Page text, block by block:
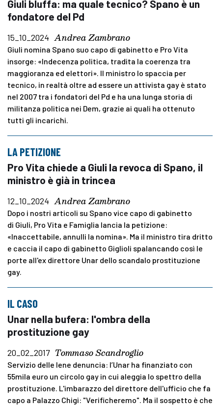
Giuli bluffa: ma quale tecnico? Spano è un
fondatore del Pd
15_10_2024 Andrea Zambrano
Giuli nomina Spano suo capo di gabinetto e Pro Vita
insorge: «Indecenza politica, tradita la coerenza tra
maggioranza ed elettori». Il ministro lo spaccia per
tecnico, in realtà oltre ad essere un attivista gay è stato
nel 2007 tra i fondatori del Pd e ha una lunga storia di
militanza politica nei Dem, grazie ai quali ha ottenuto
tutti gli incarichi.
LA PETIZIONE
Pro Vita chiede a Giuli la revoca di Spano, il
ministro è già in trincea
12_10_2024 Andrea Zambrano
Dopo i nostri articoli su Spano vice capo di gabinetto
di Giuli, Pro Vita e Famiglia lancia la petizione:
«Inaccettabile, annulli la nomina». Ma il ministro tira dritto
e caccia il capo di gabinetto Giglioli spalancando così le
porte all'ex direttore Unar dello scandalo prostituzione
gay.
IL CASO
Unar nella bufera: l'ombra della
prostituzione gay
20_02_2017 Tommaso Scandroglio
Servizio delle Iene denuncia: l’Unar ha finanziato con
55mila euro un circolo gay in cui aleggia lo spettro della
prostituzione. L'imbarazzo del direttore dell'ufficio che fa
capo a Palazzo Chigi: "Verificheremo". Ma il sospetto è che